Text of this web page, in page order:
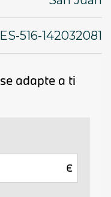
ES-516-142032081